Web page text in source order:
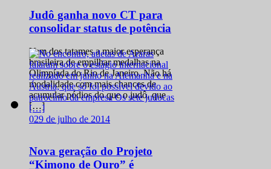
Judô ganha novo CT para
consolidar status de potência
Vem dos tatames a maior esperança
brasileira de empilhar medalhas na
Olimpíada do Rio de Janeiro. Não há
modalidade com mais chances de
acumular pódios do que o judô, que
[…]
029 de julho de 2014
Nova geração do Projeto
“Kimono de Ouro” é